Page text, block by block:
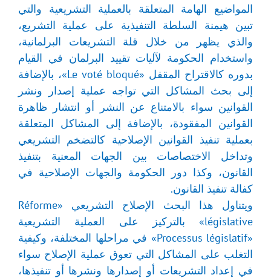
المواضيع الهامة المتعلقة بالعملية التشريعية والتي
تبين هيمنة السلطة التنفيذية على عملية التشريع،
والذي يظهر من خلال قلة التشريعات البرلمانية،
واستخدام الحكومة لآليات تقييد البرلمان في القيام
بدوره كالاقتراح المقفل «Le voté bloqué»، بالإضافة
إلى بحث المشاكل التي تواجه عملية إصدار ونشر
القوانين سواء بالامتناع عن النشر أو انتشار ظاهرة
القوانين المفقودة، بالإضافة إلى المشاكل المتعلقة
بعملية تنفيذ القوانين الإصلاحية كالتضخم التشريعي
وتداخل الاختصاصات بين الجهات المعنية بتنفيذ
القانون، وكذا دور الحكومة والجهات الإصلاحية في
كفالة تنفيذ القانون.
ويتناول هذا البحث الإصلاح التشريعي «Réforme
législative» بالتركيز على العملية التشريعية
«Processus législatif» في مراحلها المختلفة، وكيفية
التغلب على المشاكل التي تعوق عملية الإصلاح سواء
في إعداد التشريعات أو إصدارها ونشرها أو تنفيذها،